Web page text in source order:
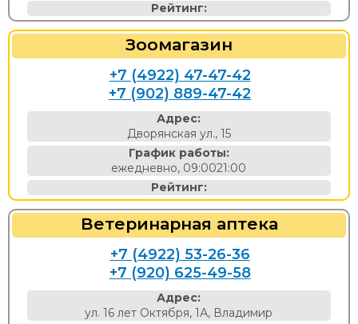
Рейтинг:
Зоомагазин
+7 (4922) 47-47-42
+7 (902) 889-47-42
Адрес:
Дворянская ул., 15
График работы:
ежедневно, 09:0021:00
Рейтинг:
Ветеринарная аптека
+7 (4922) 53-26-36
+7 (920) 625-49-58
Адрес:
ул. 16 лет Октября, 1А, Владимир